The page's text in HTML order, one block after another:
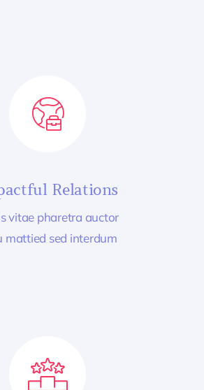
Relations
vitae pharetra auctor
mattied sed interdum